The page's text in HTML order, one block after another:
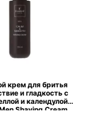
крем для бритья
и гладкость с
и календулой
Shaving Cream